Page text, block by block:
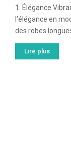
1. Élégance
l’élégance en
des robes
Lire plus